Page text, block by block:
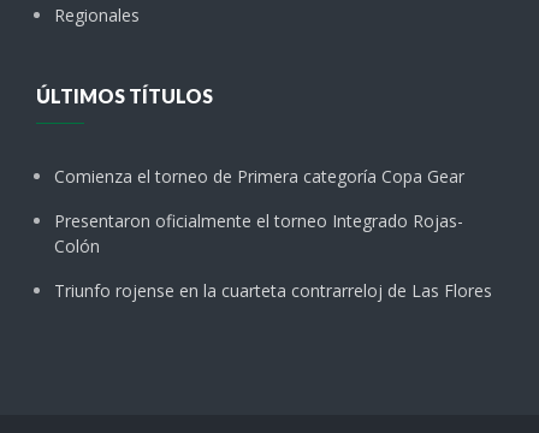
Regionales
ÚLTIMOS TÍTULOS
Comienza el torneo de Primera categoría Copa Gear
Presentaron oficialmente el torneo Integrado Rojas-
Colón
Triunfo rojense en la cuarteta contrarreloj de Las Flores